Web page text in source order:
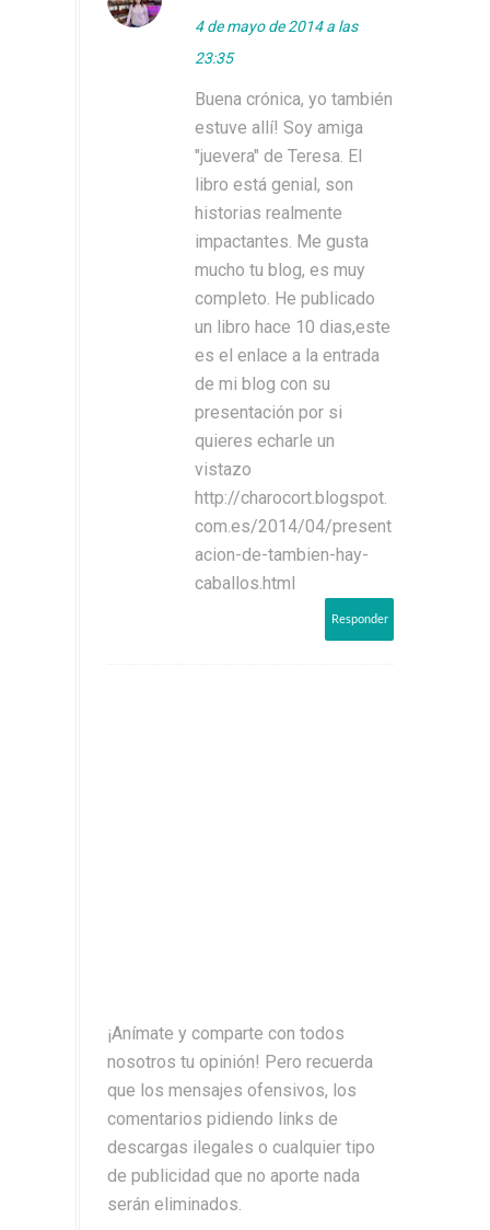
4 de mayo de 2014 a las
23:35
Buena crónica, yo también
estuve allí! Soy amiga
"juevera" de Teresa. El
libro está genial, son
historias realmente
impactantes. Me gusta
mucho tu blog, es muy
completo. He publicado
un libro hace 10 dias,este
es el enlace a la entrada
de mi blog con su
presentación por si
quieres echarle un
vistazo
http://charocort.blogspot.
com.es/2014/04/present
acion-de-tambien-hay-
caballos.html
Responder
¡Anímate y comparte con todos
nosotros tu opinión! Pero recuerda
que los mensajes ofensivos, los
comentarios pidiendo links de
descargas ilegales o cualquier tipo
de publicidad que no aporte nada
serán eliminados.